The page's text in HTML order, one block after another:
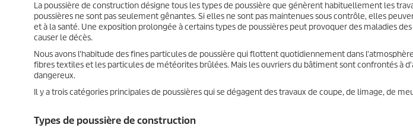
La poussière de construction désigne tous les types de poussière que génèrent habituellement les
poussières ne sont pas seulement gênantes. Si elles ne sont pas maintenues sous contrôle, elles
et à la santé. Une exposition prolongée à certains types de poussières peut provoquer des maladies
causer le décès.
Nous avons l'habitude des fines particules de poussière qui flottent quotidiennement dans
fibres textiles et les particules de météorites brûlées. Mais les ouvriers du bâtiment sont confrontés à
dangereux.
Il y a trois catégories principales de poussières qui se dégagent des travaux de coupe, de limage, de
Types de poussière de construction